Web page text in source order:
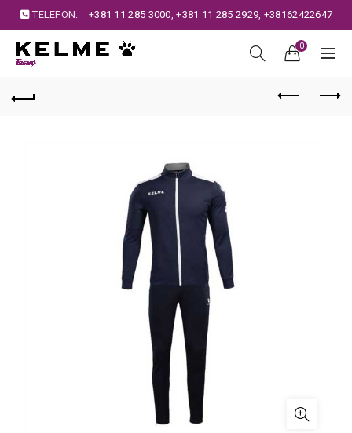
TELEFON: +381 11 285 3000,+381 11 285 2929, +38162422647
0